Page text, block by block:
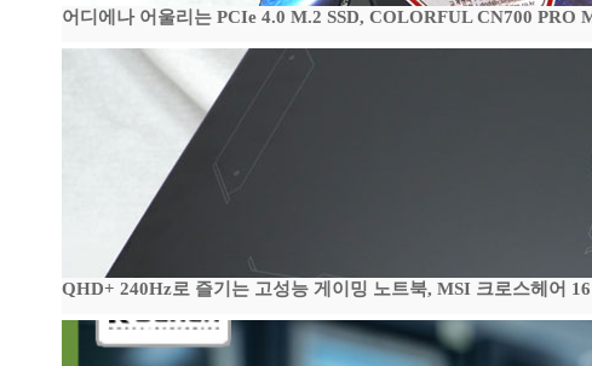
어디에나 어울리는 PCIe 4.0 M.2 SSD, COLORFUL CN700 PRO
QHD+ 240Hz로 즐기는 고성능 게이밍 노트북, MSI 크로스헤어